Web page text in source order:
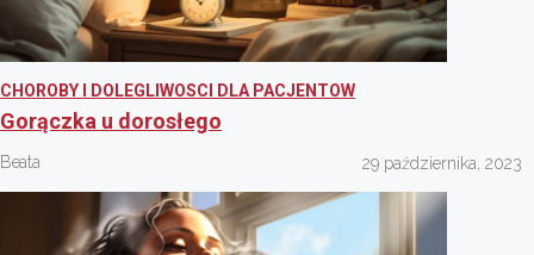
CHOROBY I DOLEGLIWOSCI DLA PACJENTOW
Gorączka u dorosłego
Beata 29 października, 2023